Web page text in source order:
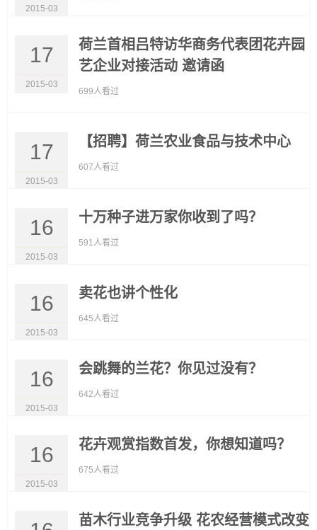
2015-03
17
2015-03
荷兰首相吕特访华商务代表团花卉园
艺企业对接活动 邀请函
699人看过
17
2015-03
【招聘】荷兰农业食品与技术中心
607人看过
16
2015-03
十万种子进万家你收到了吗？
591人看过
16
2015-03
卖花也讲个性化
645人看过
16
2015-03
会跳舞的兰花？你见过没有？
642人看过
16
2015-03
花卉观赏指数首发，你想知道吗？
675人看过
苗木行业竞争升级 花农经营模式改变